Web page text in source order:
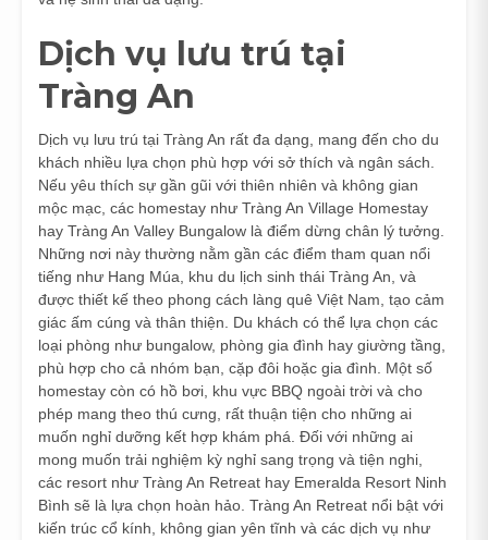
Dịch vụ lưu trú tại
Tràng An
Dịch vụ lưu trú tại Tràng An rất đa dạng, mang đến cho du
khách nhiều lựa chọn phù hợp với sở thích và ngân sách.
Nếu yêu thích sự gần gũi với thiên nhiên và không gian
mộc mạc, các homestay như Tràng An Village Homestay
hay Tràng An Valley Bungalow là điểm dừng chân lý tưởng.
Những nơi này thường nằm gần các điểm tham quan nổi
tiếng như Hang Múa, khu du lịch sinh thái Tràng An, và
được thiết kế theo phong cách làng quê Việt Nam, tạo cảm
giác ấm cúng và thân thiện. Du khách có thể lựa chọn các
loại phòng như bungalow, phòng gia đình hay giường tầng,
phù hợp cho cả nhóm bạn, cặp đôi hoặc gia đình. Một số
homestay còn có hồ bơi, khu vực BBQ ngoài trời và cho
phép mang theo thú cưng, rất thuận tiện cho những ai
muốn nghỉ dưỡng kết hợp khám phá. Đối với những ai
mong muốn trải nghiệm kỳ nghỉ sang trọng và tiện nghi,
các resort như Tràng An Retreat hay Emeralda Resort Ninh
Bình sẽ là lựa chọn hoàn hảo. Tràng An Retreat nổi bật với
kiến trúc cổ kính, không gian yên tĩnh và các dịch vụ như